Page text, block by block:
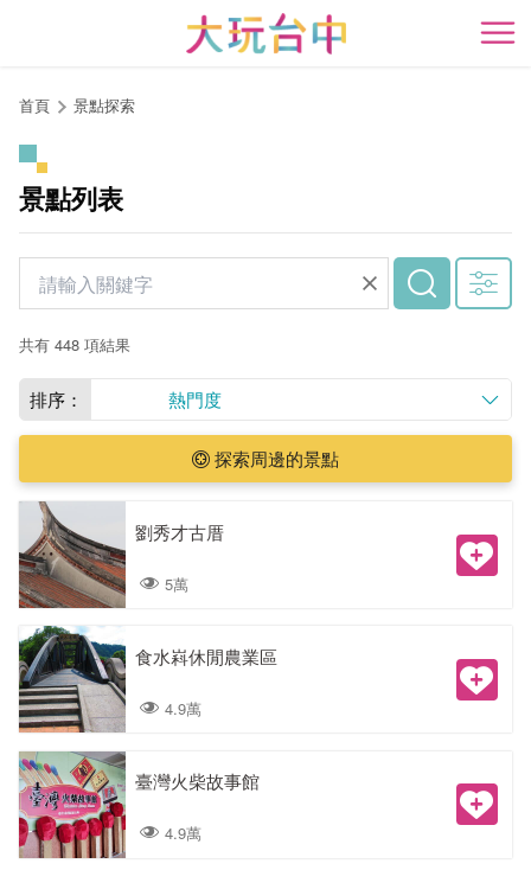
開
首頁 景點探索
景點列表
共有 448 項結果
排序： 熱門度
探索周邊的景點
劉秀才古厝
5萬
食水嵙休閒農業區
4.9萬
臺灣火柴故事館
4.9萬